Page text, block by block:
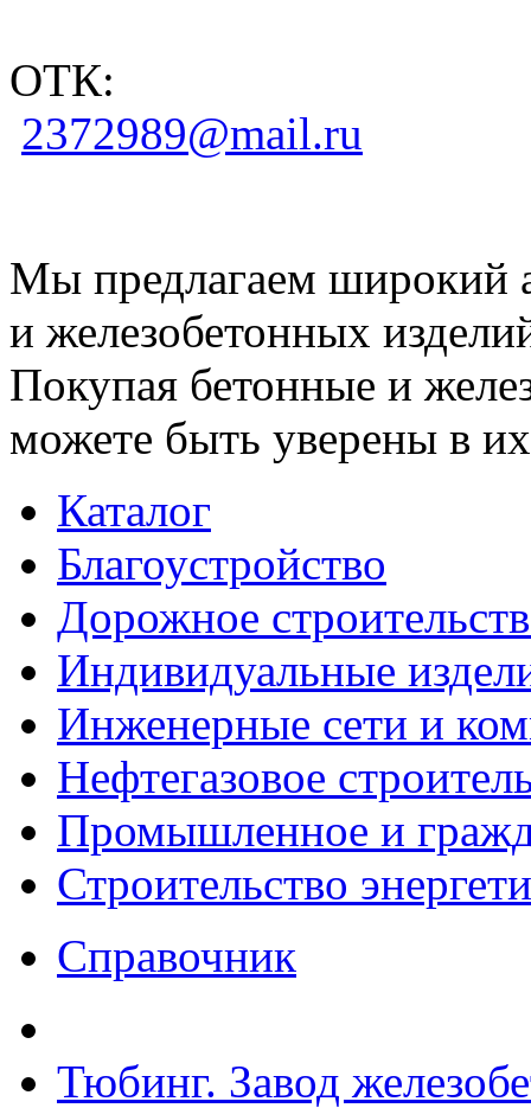
ОТК:
2372989@mail.ru
Мы предлагаем широкий
и железобетонных
Покупая бетонные и
можете быть уверены в их
Каталог
Благоустройство
Дорожное
Индивидуальные
Инженерные сети и
Нефтегазовое
Промышленное и
Строительство
Справочник
Тюбинг. Завод